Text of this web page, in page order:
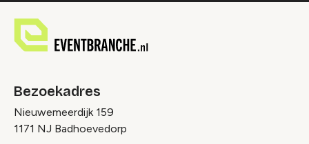
Bezoekadres
Nieuwemeerdijk 159
1171 NJ Badhoevedorp